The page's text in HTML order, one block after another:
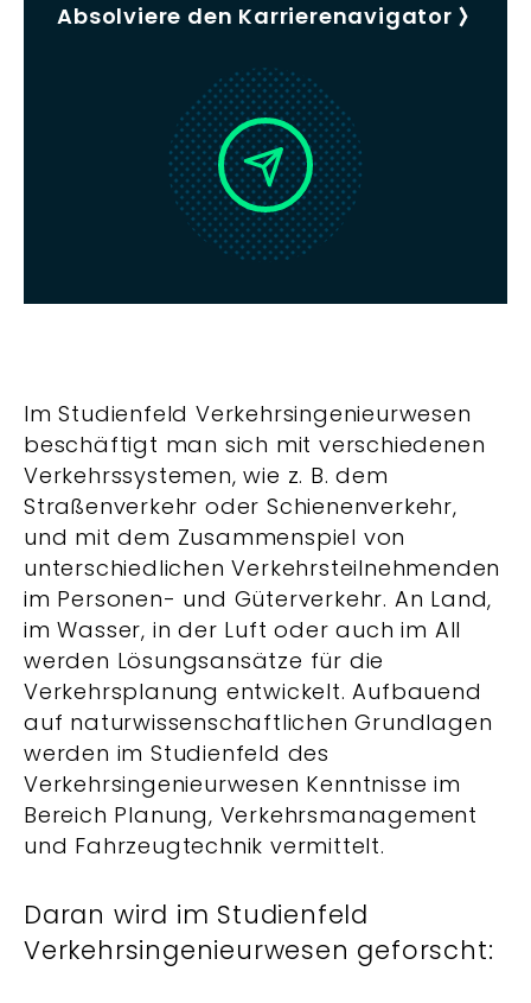
Absolviere den Karrierenavigator
Im Studienfeld Verkehrsingenieurwesen
beschäftigt man sich mit verschiedenen
Verkehrssystemen, wie z. B. dem
Straßenverkehr oder Schienenverkehr,
und mit dem Zusammenspiel von
unterschiedlichen Verkehrsteilnehmenden
im Personen- und Güterverkehr. An Land,
im Wasser, in der Luft oder auch im All
werden Lösungsansätze für die
Verkehrsplanung entwickelt. Aufbauend
auf naturwissenschaftlichen Grundlagen
werden im Studienfeld des
Verkehrsingenieurwesen Kenntnisse im
Bereich Planung, Verkehrsmanagement
und Fahrzeugtechnik vermittelt.
Daran wird im Studienfeld
Verkehrsingenieurwesen geforscht: